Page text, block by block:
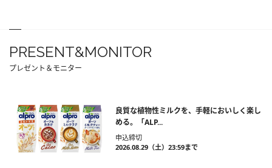
PRESENT&MONITOR
プレゼント＆モニター
良質な植物性ミルクを、手軽においしく楽し
める。「ALP...
申込締切
2026.08.29（土）23:59まで